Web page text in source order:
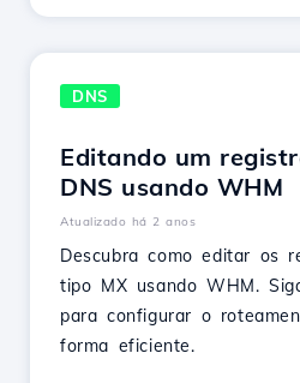
DNS
Editando um
DNS usando WHM
Atualizado há 2 anos
Descubra como editar os
tipo MX usando WHM.
para configurar o
forma eficiente.